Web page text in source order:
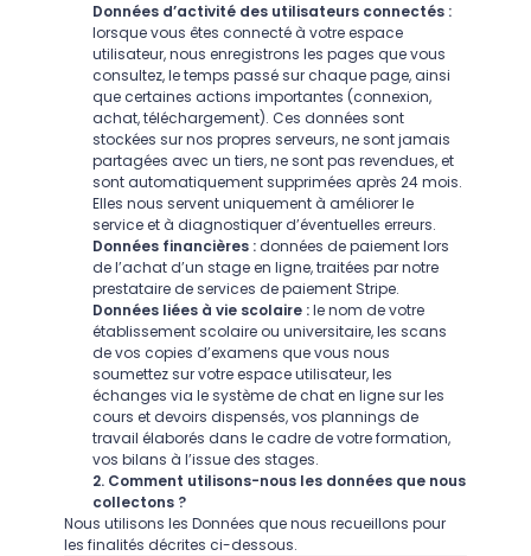
Données d’activité des utilisateurs connectés :
lorsque vous êtes connecté à votre espace
utilisateur, nous enregistrons les pages que vous
consultez, le temps passé sur chaque page, ainsi
que certaines actions importantes (connexion,
achat, téléchargement). Ces données sont
stockées sur nos propres serveurs, ne sont jamais
partagées avec un tiers, ne sont pas revendues, et
sont automatiquement supprimées après 24 mois.
Elles nous servent uniquement à améliorer le
service et à diagnostiquer d’éventuelles erreurs.
Données financières :données de paiement lors
de l’achat d’un stage en ligne, traitées par notre
prestataire de services de paiement Stripe.
Données liées à vie scolaire :le nom de votre
établissement scolaire ou universitaire, les scans
de vos copies d’examens que vous nous
soumettez sur votre espace utilisateur, les
échanges via le système de chat en ligne sur les
cours et devoirs dispensés, vos plannings de
travail élaborés dans le cadre de votre formation,
vos bilans à l’issue des stages.
2. Comment utilisons-nous les données que nous
collectons ?
Nous utilisons les Données que nous recueillons pour
les finalités décrites ci-dessous.